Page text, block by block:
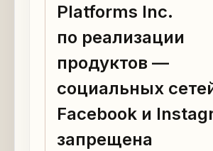
Platforms Inc.
по реализации
продуктов —
социальных
Facebook и
запрещена